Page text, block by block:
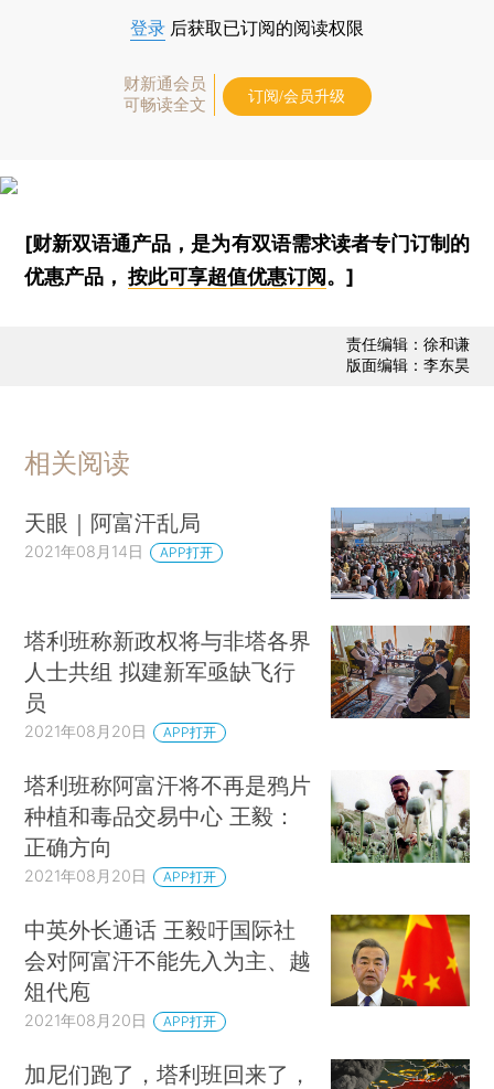
登录 后获取已订阅的阅读权限
财新通会员
可畅读全文
订阅/会员升级
[财新双语通产品，是为有双语需求读者专门订制的
优惠产品，按此可享超值优惠订阅 。]
责任编辑：徐和谦
版面编辑：李东昊
相关阅读
天眼｜阿富汗乱局
2021年08月14日 APP打开
塔利班称新政权将与非塔各界
人士共组 拟建新军亟缺飞行
员
2021年08月20日 APP打开
塔利班称阿富汗将不再是鸦片
种植和毒品交易中心 王毅：
正确方向
2021年08月20日 APP打开
中英外长通话 王毅吁国际社
会对阿富汗不能先入为主、越
俎代庖
2021年08月20日 APP打开
加尼们跑了，塔利班回来了，